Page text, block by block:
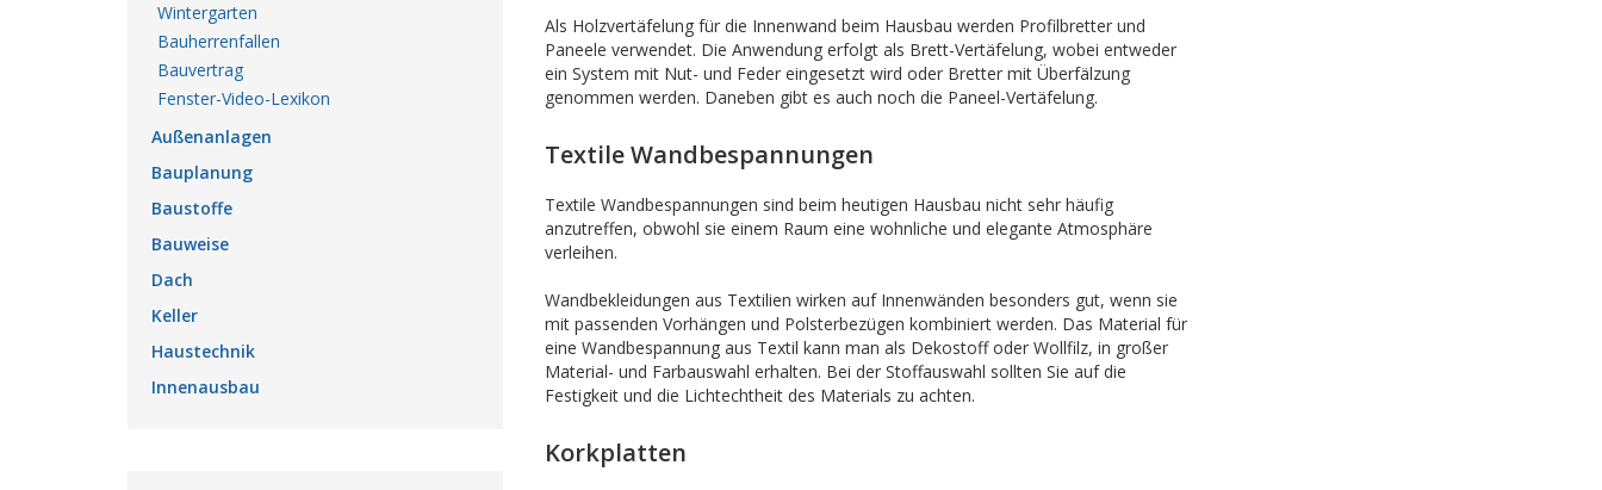
Als Holzvertäfelung für die Innenwand beim Hausbau werden Profilbretter und
Paneele verwendet. Die Anwendung erfolgt als Brett-Vertäfelung, wobei entweder
ein System mit Nut- und Feder eingesetzt wird oder Bretter mit Überfälzung
genommen werden. Daneben gibt es auch noch die Paneel-Vertäfelung.
Textile Wandbespannungen
Textile Wandbespannungen sind beim heutigen Hausbau nicht sehr häufig
anzutreffen, obwohl sie einem Raum eine wohnliche und elegante Atmosphäre
verleihen.
Wandbekleidungen aus Textilien wirken auf Innenwänden besonders gut, wenn sie
mit passenden Vorhängen und Polsterbezügen kombiniert werden. Das Material für
eine Wandbespannung aus Textil kann man als Dekostoff oder Wollfilz, in großer
Material- und Farbauswahl erhalten. Bei der Stoffauswahl sollten Sie auf die
Festigkeit und die Lichtechtheit des Materials zu achten.
Korkplatten
Wintergarten
Bauherrenfallen
Bauvertrag
Fenster-Video-Lexikon
Außenanlagen
Bauplanung
Baustoffe
Bauweise
Dach
Keller
Haustechnik
Innenausbau